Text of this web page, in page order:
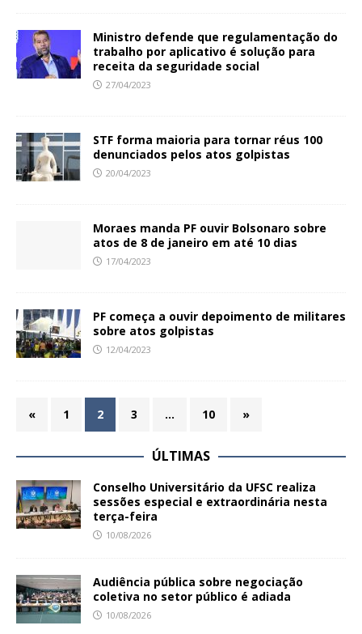
Ministro defende que regulamentação do
trabalho por aplicativo é solução para
receita da seguridade social
27/04/2023
STF forma maioria para tornar réus 100
denunciados pelos atos golpistas
20/04/2023
Moraes manda PF ouvir Bolsonaro sobre
atos de 8 de janeiro em até 10 dias
17/04/2023
PF começa a ouvir depoimento de militares
sobre atos golpistas
12/04/2023
« 1 2 3 … 10 »
ÚLTIMAS
Conselho Universitário da UFSC realiza
sessões especial e extraordinária nesta
terça-feira
10/08/2026
Audiência pública sobre negociação
coletiva no setor público é adiada
10/08/2026